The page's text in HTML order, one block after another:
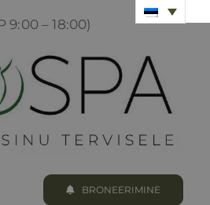
9:00 – 18:00)
BRONEERIMINE